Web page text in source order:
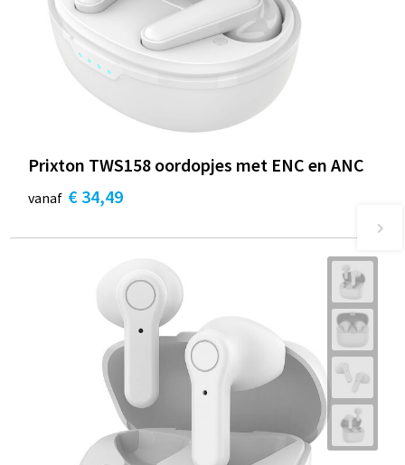
Prixton TWS158 oordopjes met ENC en ANC
vanaf € 34,49